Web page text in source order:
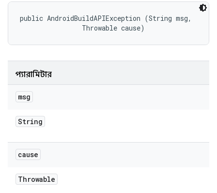
public AndroidBuildAPIException (String msg,
                Throwable cause)
প্যারামিটার
msg
String
cause
Throwable